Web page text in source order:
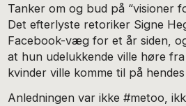
Tanker om og bud på “visioner
Det efterlyste retoriker Signe
Facebook-væg for et år siden,
at hun udelukkende ville høre
kvinder ville komme til på
Anledningen var ikke #metoo,